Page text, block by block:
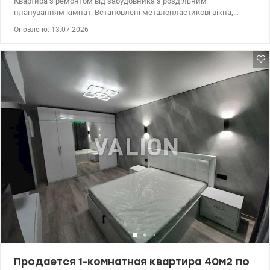
плануванням кімнат. Встановлені металопластикові вікна,
розетки, індивідуальні лічильники опалення, водопостачання,
електроенергії. Лоджія не засклена. Поруч з житловим
комплексом парк, озера. Розвинена транспортна
інфраструктура, школи, дитячі садочки, супермаркети, лікарні,
перукарні, кафе, ресторани, фітнес центри, басейн, стоматології,
аптеки, зручна транспортна розв'язка. Щонеділі на сусідній
вулиці організовують фермерський ринок. Комплекс ВДНГ та
Національний Голосіївський парк 15-20 хв. пішки. т.044 200 10 80
Valion.ua/1114294
Оновлено: 13.07.2026
Продается 1-комнатная квартира 40м2 по